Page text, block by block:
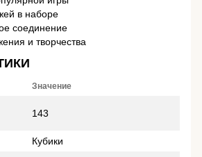
в наборе
соединение
и творчества
Значение
143
Кубики